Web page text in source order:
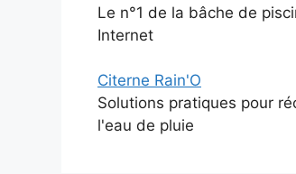
Le n°1 de la bâche de
Internet
Citerne Rain'O
Solutions pratiques pour
l'eau de pluie